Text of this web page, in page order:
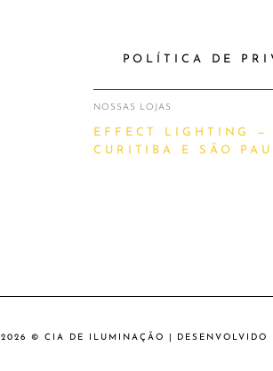
POLÍTICA DE
NOSSAS LOJAS
EFFECT LIGHTING —
CURITIBA E SÃO
2026 © CIA DE ILUMINAÇÃO | DESENVOLVIDO